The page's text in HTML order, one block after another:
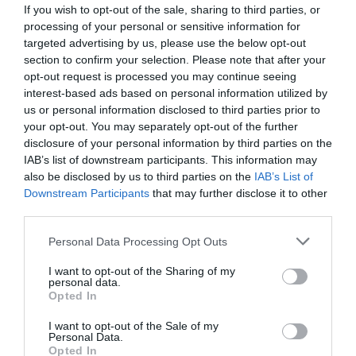
If you wish to opt-out of the sale, sharing to third parties, or
processing of your personal or sensitive information for
targeted advertising by us, please use the below opt-out
section to confirm your selection. Please note that after your
opt-out request is processed you may continue seeing
interest-based ads based on personal information utilized by
us or personal information disclosed to third parties prior to
your opt-out. You may separately opt-out of the further
disclosure of your personal information by third parties on the
IAB’s list of downstream participants. This information may
also be disclosed by us to third parties on the IAB’s List of
Downstream Participants that may further disclose it to other
Personal Data Processing Opt Outs
I want to opt-out of the Sharing of my
personal data.
Opted In
I want to opt-out of the Sale of my
Personal Data.
Opted In
Μπορεί το θέατρο να λειτουργήσει ως ένα εργαστήρι
συνύπαρξης μιας πολλαπλότητας διαφορετικοτήτων;
Μπορεί να γεφυρώσει τις γλώσσες, τις σχολές, τις
εθνικές παραδόσεις, τις εποχές, τις τάσεις, χωρίς να
λάβει υπόψιν το σύγχρονο τραύμα;
Ερωτήματα που συνήθως δεν απαντώνται γιατί τελικά
το θέατρο υπάρχει και μακροημερεύει λόγω των
αναπάντητων ερωτημάτων.
ανακατασκευάσουμε τον Μύθο. Όπως λέει ο Χάινερ
Μύλλερ, «ο μύθος είναι ένα σώρευμα, μια μηχανή, στην
οποία μπορούν διαρκώς να προσαρτώνται κι άλλες
μηχανές και μεταφέρει την ενέργεια ώσπου η
αυξανόμενη ταχύτητα να ανατινάξει τον κύκλο του
πολιτισμού», θα πρόσθετα τον κύκλο της